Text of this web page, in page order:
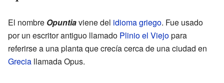
El nombre Opuntiaviene del idioma griego. Fue usado
por un escritor antiguo llamado Plinio el Viejopara
referirse a una planta que crecía cerca de una ciudad en
Grecia llamada Opus.